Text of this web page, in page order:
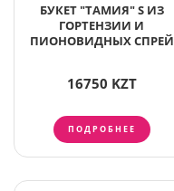
БУКЕТ "ТАМИЯ" S ИЗ
ГОРТЕНЗИИ И
ПИОНОВИДНЫХ СПРЕЙ
16750 KZT
ПОДРОБНЕЕ